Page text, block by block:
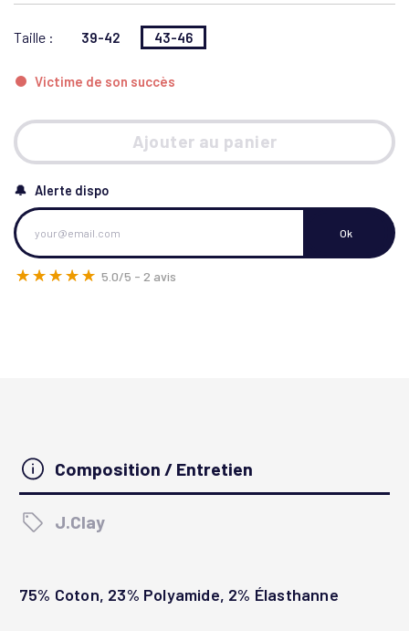
Taille : 39-42 43-46
Victime de son succès
Ajouter au panier
🔔 Alerte dispo
☆☆☆☆☆
★★★★★ 5.0/5 - 2 avis
Composition / Entretien
J.Clay
75% Coton, 23% Polyamide, 2% Élasthanne